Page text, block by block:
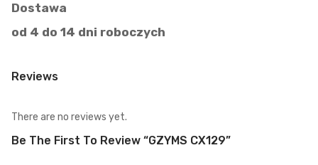
Dostawa
od 4 do 14 dni roboczych
Reviews
There are no reviews yet.
Be The First To Review “GZYMS CX129”